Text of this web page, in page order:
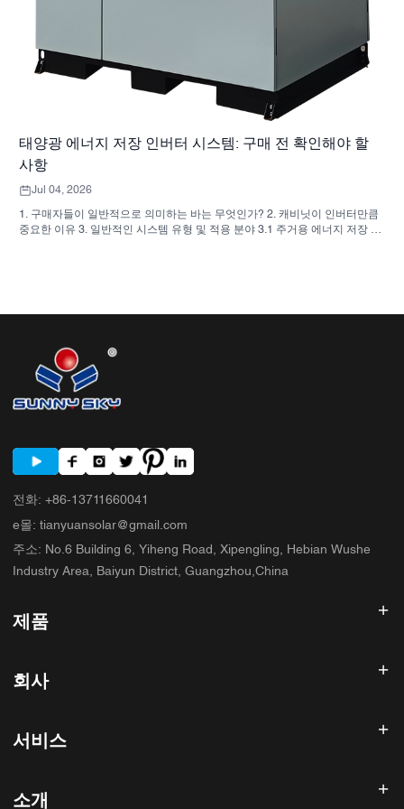
태양광 에너지 저장 인버터 시스템: 구매 전 확인해야 할
사항
Jul 04, 2026
1. 구매자들이 일반적으로 의미하는 바는 무엇인가? 2. 캐비닛이 인버터만큼
중요한 이유 3. 일반적인 시스템 유형 및 적용 분야 3.1 주거용 에너지 저장 인
전화: +86-13711660041
e몰: tianyuansolar@gmail.com
주소: No.6 Building 6, Yiheng Road, Xipengling, Hebian Wushe
Industry Area, Baiyun District, Guangzhou,China
제품
태양광 패널
태양광 발전 시스템
태양광 충전 컨트롤러
회사
제품
회사 소개
서비스
환불 정책
소개